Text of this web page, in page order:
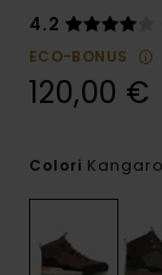
4.2
ECO-BONUS
120,00 €
Colori